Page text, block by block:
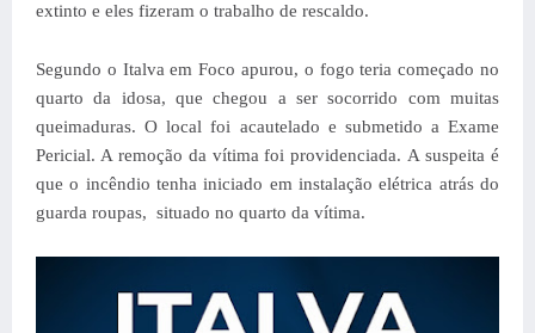
extinto e eles fizeram o trabalho de rescaldo.
Segundo o Italva em Foco apurou, o fogo teria começado no
quarto da idosa, que chegou a ser socorrido com muitas
queimaduras.O local foi acautelado e submetido a Exame
Pericial. A remoção da vítima foi providenciada. A suspeita é
que o incêndio tenha iniciado em instalação elétrica atrás do
guarda roupas, situado no quarto da vítima.